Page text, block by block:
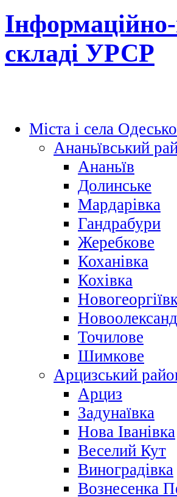
складі УРСР
Міста і села
Ананьївський
Ананьїв
Долинське
Мардарівка
Гандрабури
Жеребкове
Коханівка
Кохівка
Точилове
Шимкове
Арцизський
Арциз
Задунаївка
Нова Іванівка
Веселий Кут
Виноградівка
Вознесенка